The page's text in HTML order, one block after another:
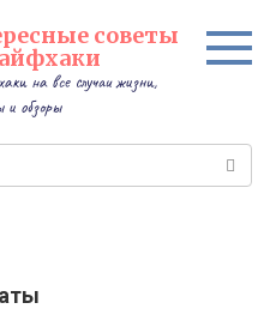
советы
на все случаи жизни,
обзоры